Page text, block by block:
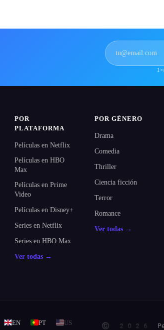
POR
PLATAFORMA
Películas en Netflix
Películas en HBO
Max
Películas en Prime
Video
Películas en Disney+
Series en Netflix
Series en HBO Max
Ver todas →
POR GÉNERO
Drama
Comedia
Thriller
Ciencia ficción
Terror
Romance
Ver todas →
EN PT US © 2026